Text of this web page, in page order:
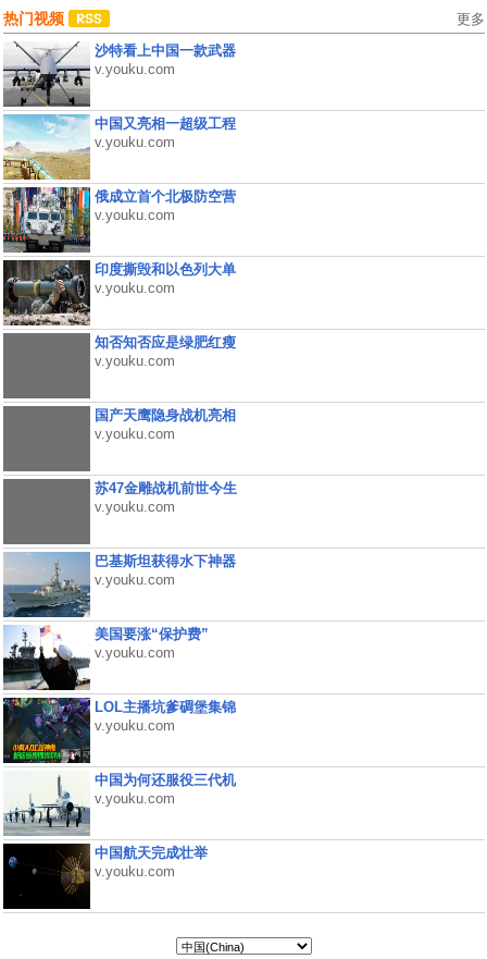
热门视频 更多
沙特看上中国一款武器
v.youku.com
中国又亮相一超级工程
v.youku.com
俄成立首个北极防空营
v.youku.com
印度撕毁和以色列大单
v.youku.com
知否知否应是绿肥红瘦
v.youku.com
国产天鹰隐身战机亮相
v.youku.com
苏47金雕战机前世今生
v.youku.com
巴基斯坦获得水下神器
v.youku.com
美国要涨“保护费”
v.youku.com
LOL主播坑爹碉堡集锦
v.youku.com
中国为何还服役三代机
v.youku.com
中国航天完成壮举
v.youku.com